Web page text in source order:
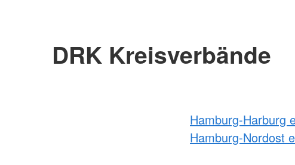
DRK Kreisverbände
Hamburg-Harburg
Hamburg-Nordost